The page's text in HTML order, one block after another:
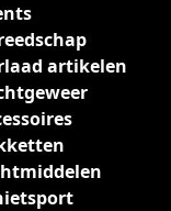
artikelen